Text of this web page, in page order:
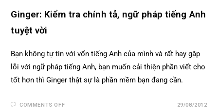
Ginger: Kiểm tra chính tả, ngữ pháp tiếng Anh
tuyệt vời
Bạn không tự tin với vốn tiếng Anh của mình và rất hay gặp
lỗi với ngữ pháp tiếng Anh, bạn muốn cải thiện phần viết cho
tốt hơn thì Ginger thật sự là phần mềm bạn đang cần.
COMMENTS OFF 29/08/2012